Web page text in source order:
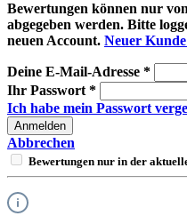
Bewertungen können nur
abgegeben werden. Bitte
neuen Account. Neuer
Deine E-Mail-Adresse *
Ihr Passwort *
Ich habe mein Passwort
Anmelden
Abbrechen
Bewertungen nur in der